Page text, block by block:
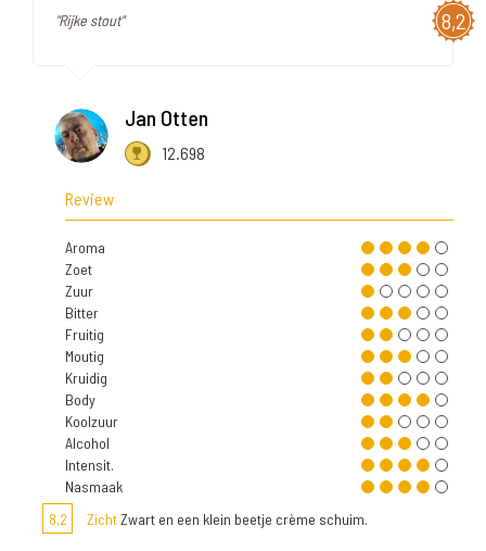
8,2
"Rijke stout"
Jan Otten
12.698
Review
Aroma
Zoet
Zuur
Bitter
Fruitig
Moutig
Kruidig
Body
Koolzuur
Alcohol
Intensit.
Nasmaak
8,2
ZichtZwart en een klein beetje crème schuim.